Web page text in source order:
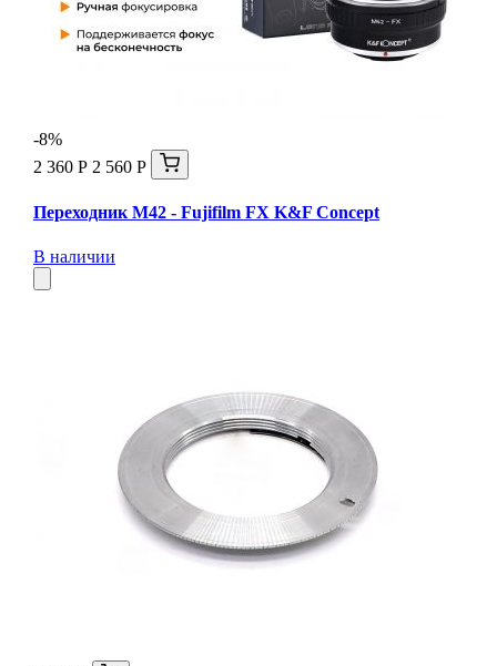
-8%
2 360 Р 2 560 Р
Переходник M42 - Fujifilm FX K&F Concept
В наличии